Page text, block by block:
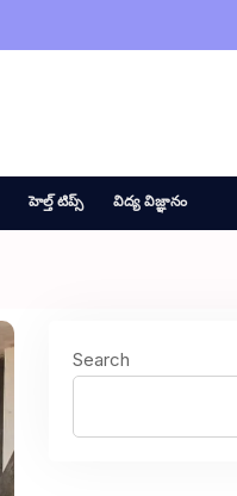
హెల్త్ టిప్స్ విద్య విజ్ఞానం
Search